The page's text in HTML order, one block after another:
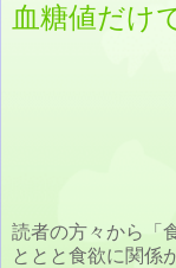
血糖値だけ
読者の方々から「
ととと食欲に関係